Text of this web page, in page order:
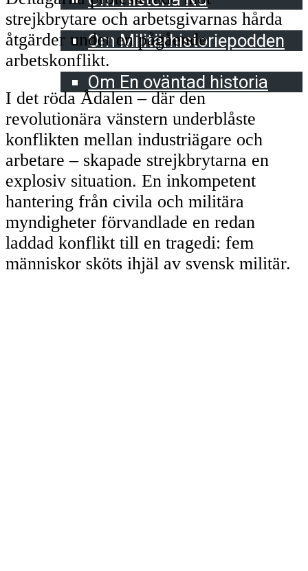
Militärhistoriepodden
Om Militärhistoriepodden
En oväntad historia
Om En oväntad historia
strejkbrytare och arbetsgivarnas hårda
åtgärder under en pågående
arbetskonflikt.
I det röda Ådalen – där den
revolutionära vänstern underblåste
konflikten mellan industriägare och
arbetare – skapade strejkbrytarna en
explosiv situation. En inkompetent
hantering från civila och militära
myndigheter förvandlade en redan
laddad konflikt till en tragedi: fem
människor sköts ihjäl av svensk militär.